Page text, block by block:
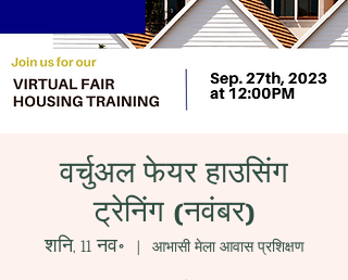
वर्चुअल फेयर हाउसिंग
ट्रेनिंग (नवंबर)
शनि, 11 नव॰
  |
आभासी मेला आवास प्रशिक्षण